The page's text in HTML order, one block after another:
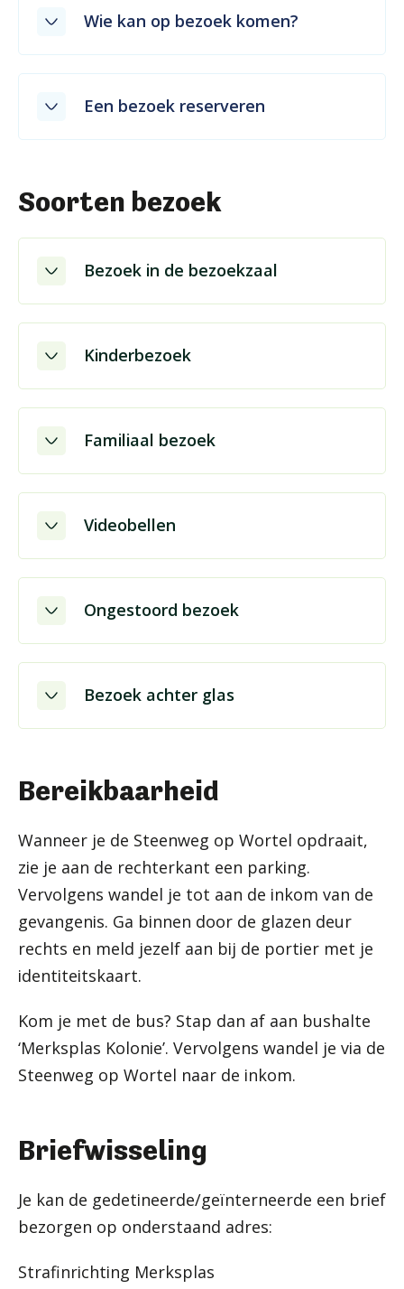
Wie kan op bezoek komen?
Een bezoek reserveren
Soorten bezoek
Bezoek in de bezoekzaal
Kinderbezoek
Familiaal bezoek
Videobellen
Ongestoord bezoek
Bezoek achter glas
Bereikbaarheid
Wanneer je de Steenweg op Wortel opdraait,
zie je aan de rechterkant een parking.
Vervolgens wandel je tot aan de inkom van de
gevangenis. Ga binnen door de glazen deur
rechts en meld jezelf aan bij de portier met je
identiteitskaart.
Kom je met de bus? Stap dan af aan bushalte
‘Merksplas Kolonie’. Vervolgens wandel je via de
Steenweg op Wortel naar de inkom.
Briefwisseling
Je kan de gedetineerde/geïnterneerde een brief
bezorgen op onderstaand adres:
Strafinrichting Merksplas